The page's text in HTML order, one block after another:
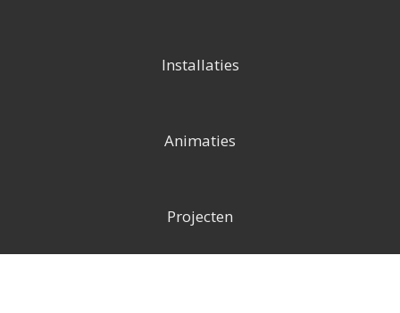
Installaties
Animaties
Projecten